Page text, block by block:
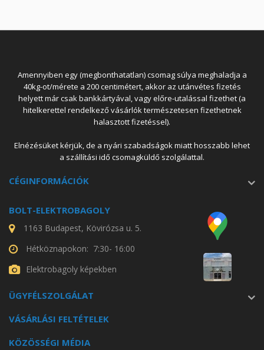
Amennyiben egy (megbonthatatlan) csomag súlya meghaladja a
40kg-ot/mérete a 200 centimétert, akkor az utánvétes fizetés
helyett már csak bankkártyával, vagy előre-utalással fizethet (a
hitelkerettel rendelkező vásárlók természetesen fizethetnek
halasztott fizetéssel).
Elnézésüket kérjük, de a nyári szabadságok miatt hosszabb lehet
a szállítási idő csomagküldő szolgálattal.
CÉGINFORMÁCIÓK
BOLT-ELEKTROBAGOLY
1163 Budapest, Kövirózsa u. 5.
Hétköznapokon: 7:30- 16:00
Elektrobagoly képekben
ÜGYFÉLSZOLGÁLAT
VÁSÁRLÁSI FELTÉTELEK
KÖZÖSSÉGI MÉDIA